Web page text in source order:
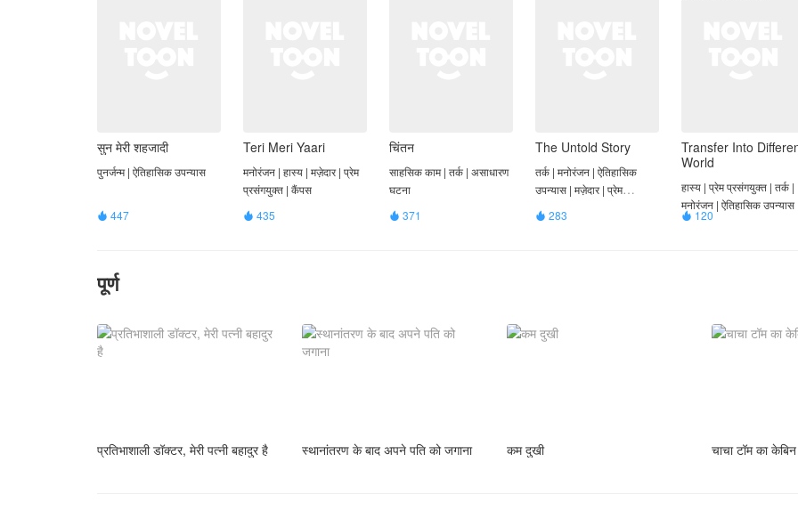
सुन मेरी शहजादी
पुनर्जन्म | ऐतिहासिक उपन्यास
 447
Teri Meri Yaari
मनोरंजन | हास्य | मज़ेदार | प्रेम
प्रसंगयुक्त | कैंपस
 435
चिंतन
साहसिक काम | तर्क | असाधारण
घटना
 371
The Untold Story
तर्क | मनोरंजन | ऐतिहासिक
उपन्यास | मज़ेदार | प्रेम
प्रसंगयुक्त
 283
Transfer Into
World
हास्य | प्रेम प्रसंगयुक्त | तर्क |
मनोरंजन | ऐतिहासिक उपन्यास
 120
पूर्ण
प्रतिभाशाली डॉक्टर, मेरी पत्नी बहादुर है स्थानांतरण के बाद अपने पति को जगाना कम दुखी चाचा टॉम का केबिन